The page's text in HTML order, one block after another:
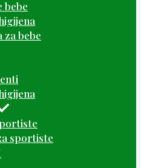
bebe
za bebe
sportiste